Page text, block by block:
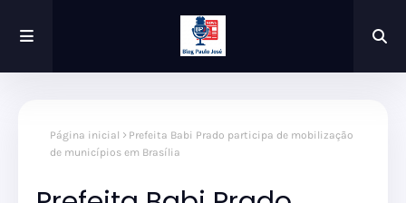
Página inicial
Prefeita Babi Prado participa de mobilização
de municípios em Brasília